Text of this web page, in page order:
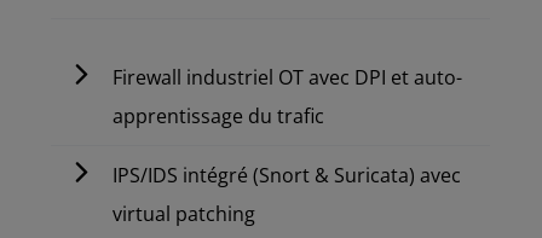
Firewall industriel OT avec DPI et auto-
apprentissage du trafic
IPS/IDS intégré (Snort & Suricata) avec
virtual patching